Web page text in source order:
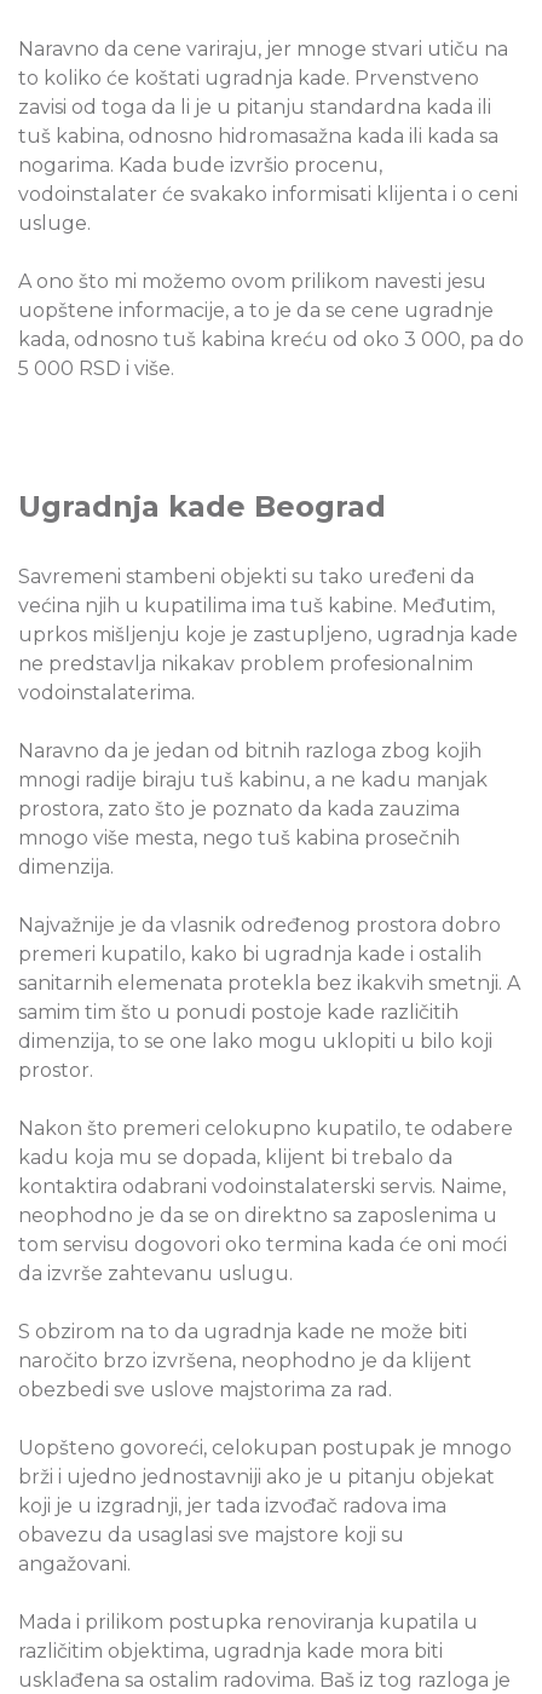
Naravno da cene variraju, jer mnoge stvari utiču na
to koliko će koštati ugradnja kade. Prvenstveno
zavisi od toga da li je u pitanju standardna kada ili
tuš kabina, odnosno hidromasažna kada ili kada sa
nogarima. Kada bude izvršio procenu,
vodoinstalater će svakako informisati klijenta i o ceni
usluge.
A ono što mi možemo ovom prilikom navesti jesu
uopštene informacije, a to je da se cene ugradnje
kada, odnosno tuš kabina kreću od oko 3 000, pa do
5 000 RSD i više.
Ugradnja kade Beograd
Savremeni stambeni objekti su tako uređeni da
većina njih u kupatilima ima tuš kabine. Međutim,
uprkos mišljenju koje je zastupljeno, ugradnja kade
ne predstavlja nikakav problem profesionalnim
vodoinstalaterima.
Naravno da je jedan od bitnih razloga zbog kojih
mnogi radije biraju tuš kabinu, a ne kadu manjak
prostora, zato što je poznato da kada zauzima
mnogo više mesta, nego tuš kabina prosečnih
dimenzija.
Najvažnije je da vlasnik određenog prostora dobro
premeri kupatilo, kako bi ugradnja kade i ostalih
sanitarnih elemenata protekla bez ikakvih smetnji. A
samim tim što u ponudi postoje kade različitih
dimenzija, to se one lako mogu uklopiti u bilo koji
prostor.
Nakon što premeri celokupno kupatilo, te odabere
kadu koja mu se dopada, klijent bi trebalo da
kontaktira odabrani vodoinstalaterski servis. Naime,
neophodno je da se on direktno sa zaposlenima u
tom servisu dogovori oko termina kada će oni moći
da izvrše zahtevanu uslugu.
S obzirom na to da ugradnja kade ne može biti
naročito brzo izvršena, neophodno je da klijent
obezbedi sve uslove majstorima za rad.
Uopšteno govoreći, celokupan postupak je mnogo
brži i ujedno jednostavniji ako je u pitanju objekat
koji je u izgradnji, jer tada izvođač radova ima
obavezu da usaglasi sve majstore koji su
angažovani.
Mada i prilikom postupka renoviranja kupatila u
različitim objektima, ugradnja kade mora biti
usklađena sa ostalim radovima. Baš iz tog razloga je